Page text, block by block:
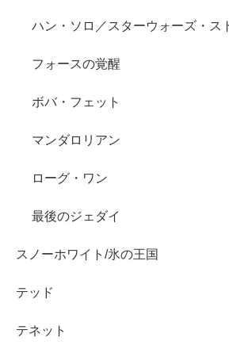
ハン・ソロ／スターウォーズ・ス
フォースの覚醒
ボバ・フェット
マンダロリアン
ローグ・ワン
最後のジェダイ
スノーホワイト/氷の王国
テッド
テネット